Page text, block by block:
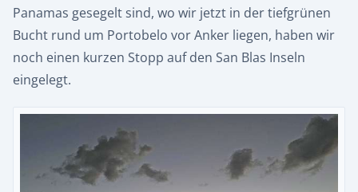
Panamas gesegelt sind, wo wir jetzt in der tiefgrünen
Bucht rund um Portobelo vor Anker liegen, haben wir
noch einen kurzen Stopp auf den San Blas Inseln
eingelegt.